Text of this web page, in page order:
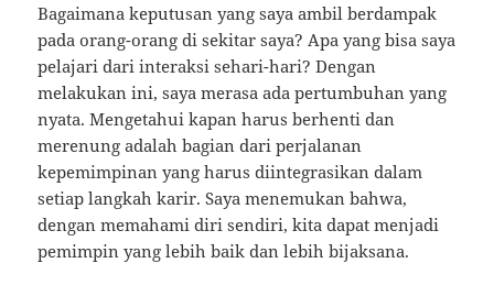
Bagaimana keputusan yang saya ambil berdampak
pada orang-orang di sekitar saya? Apa yang bisa saya
pelajari dari interaksi sehari-hari? Dengan
melakukan ini, saya merasa ada pertumbuhan yang
nyata. Mengetahui kapan harus berhenti dan
merenung adalah bagian dari perjalanan
kepemimpinan yang harus diintegrasikan dalam
setiap langkah karir. Saya menemukan bahwa,
dengan memahami diri sendiri, kita dapat menjadi
pemimpin yang lebih baik dan lebih bijaksana.